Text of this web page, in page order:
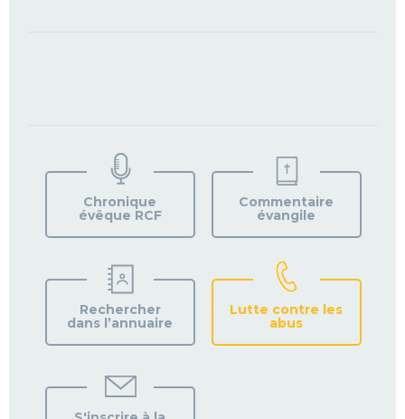
VOTRE
PAROISSE
Chronique
évêque RCF
Commentaire
évangile
Rechercher
dans l’annuaire
Lutte contre les
abus